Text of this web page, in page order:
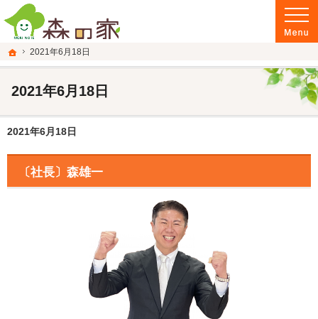
ホーム
2021年6月18日
2021年6月18日
富山県南砺市の注文住宅・新築戸建てを手がける建設会社なら当社へ。
富山県南砺市の新築・注文住宅・新築戸建てを手がける建設会社なら森の家
2021年6月18日
〔社長〕森雄一